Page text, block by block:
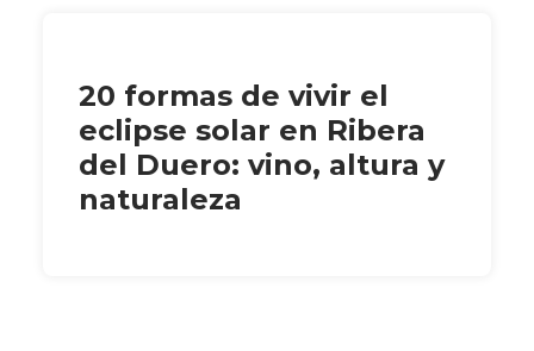
20 formas de vivir el
eclipse solar en Ribera
del Duero: vino, altura y
naturaleza